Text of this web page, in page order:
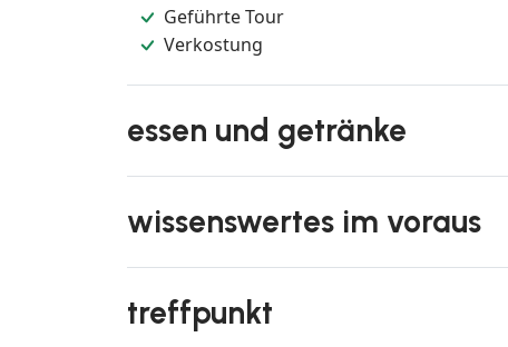
Geführte Tour
Verkostung
essen und getränke
wissenswertes im voraus
treffpunkt